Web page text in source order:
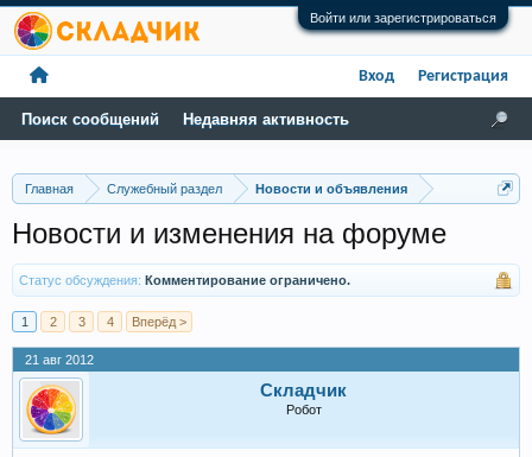
Войти или зарегистрироваться
Главная Служебный раздел Новости и объявления
Новости и изменения на форуме
Статус обсуждения: Комментирование ограничено.
1 2 3 4 Вперёд >
21 авг 2012
Складчик
Робот
Поиск сообщений Недавняя активность
Вход Регистрация